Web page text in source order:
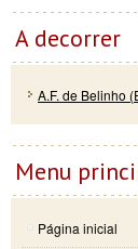
A decorrer
A.F. de Belinho
Menu
Página inicial